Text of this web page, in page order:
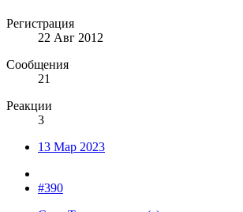
Регистрация
22 Авг 2012
Сообщения
21
Реакции
3
13 Мар 2023
#390